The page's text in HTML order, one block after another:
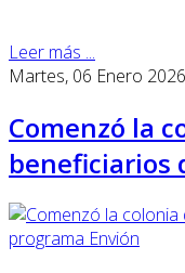
Leer más ...
Martes, 06 Enero
Comenzó la
beneficiarios